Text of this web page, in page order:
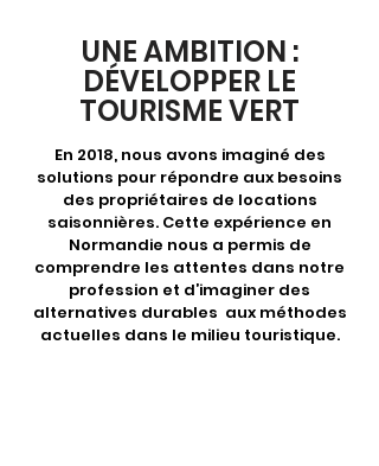
UNE AMBITION :
DÉVELOPPER LE
TOURISME VERT
En 2018, nous avons imaginé des
solutions pour répondre aux besoins
des propriétaires de locations
saisonnières. Cette expérience en
Normandie nous a permis de
comprendre les attentes dans notre
profession et d’imaginer des
alternatives durables aux méthodes
actuelles dans le milieu touristique.